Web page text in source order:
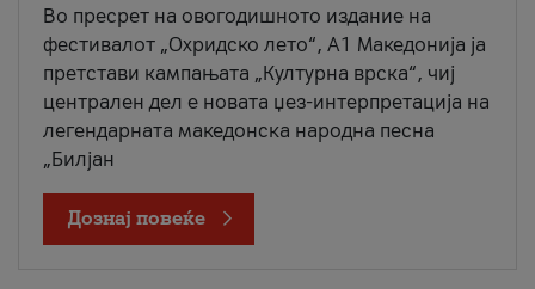
Во пресрет на овогодишното издание на
фестивалот „Охридско лето“, А1 Македонија ја
претстави кампањата „Културна врска“, чиј
централен дел е новата џез-интерпретација на
легендарната македонска народна песна
„Билјан
Дознај повеќе